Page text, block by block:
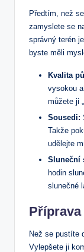
Předtím, než
zamyslete se
správný terén
byste měli
Kvalita
vysokou
můžete ji
Sousedi:
Takže
udělejte
Sluneční
hodin
slunečné
Než se pustíte
Vylepšete ji